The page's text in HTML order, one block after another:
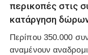
περικοπές στις
κατάργηση
Περίπου 350.000
αναμένουν